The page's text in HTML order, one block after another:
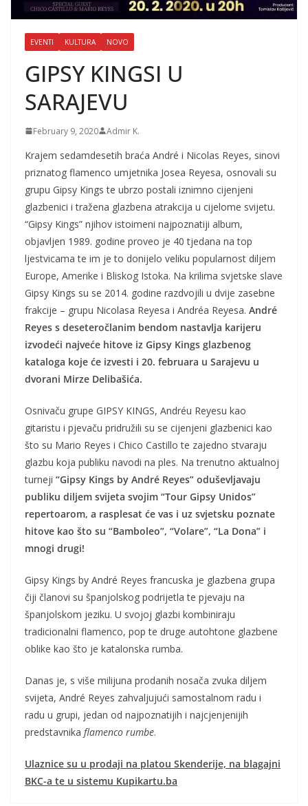
EVENTI KULTURA NOVO
GIPSY KINGSI U
SARAJEVU
February 9, 2020 Admir K.
Krajem sedamdesetih braća André i Nicolas Reyes, sinovi
priznatog flamenco umjetnika Josea Reyesa, osnovali su
grupu Gipsy Kings te ubrzo postali iznimno cijenjeni
glazbenici i tražena glazbena atrakcija u cijelome svijetu.
“Gipsy Kings” njihov istoimeni najpoznatiji album,
objavljen 1989. godine proveo je 40 tjedana na top
ljestvicama te im je to donijelo veliku popularnost diljem
Europe, Amerike i Bliskog Istoka. Na krilima svjetske slave
Gipsy Kings su se 2014. godine razdvojili u dvije zasebne
frakcije – grupu Nicolasa Reyesa i Andréa Reyesa. André
Reyes s deseteročlanim bendom nastavlja karijeru
izvodeći najveće hitove iz Gipsy Kings glazbenog
kataloga koje će izvesti i 20. februara u Sarajevu u
dvorani Mirze Delibašića.
Osnivaču grupe GIPSY KINGS, Andréu Reyesu kao
gitaristu i pjevaču pridružili su se cijenjeni glazbenici kao
što su Mario Reyes i Chico Castillo te zajedno stvaraju
glazbu koja publiku navodi na ples. Na trenutno aktualnoj
turneji “Gipsy Kings by André Reyes” oduševljavaju
publiku diljem svijeta svojim “Tour Gipsy Unidos”
repertoarom, a rasplesat će vas i uz svjetsku poznate
hitove kao što su “Bamboleo”, “Volare”, “La Dona” i
mnogi drugi!
Gipsy Kings by André Reyes francuska je glazbena grupa
čiji članovi su španjolskog podrijetla te pjevaju na
španjolskom jeziku. U svojoj glazbi kombiniraju
tradicionalni flamenco, pop te druge autohtone glazbene
oblike kao što je katalonska rumba.
Danas je, s više milijuna prodanih nosača zvuka diljem
svijeta, André Reyes zahvaljujući samostalnom radu i
radu u grupi, jedan od najpoznatijih i najcjenjenijih
predstavnika flamenco rumbe.
Ulaznice su u prodaji na platou Skenderije, na blagajni
BKC-a te u sistemu Kupikartu.ba